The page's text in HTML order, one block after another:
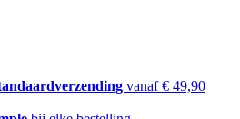
vanaf € 49,90